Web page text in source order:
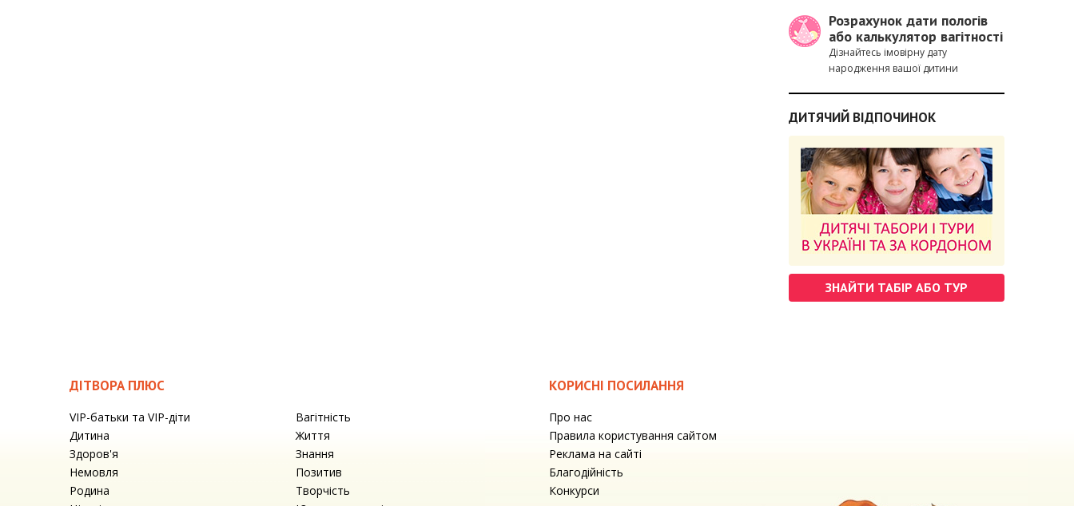
Розрахунок дати пологів
або калькулятор вагітності
Дізнайтесь імовірну дату
народження вашої дитини
ДИТЯЧИЙ ВІДПОЧИНОК
ЗНАЙТИ ТАБІР АБО ТУР
ДІТВОРА ПЛЮС
VIP-батьки та VIP-діти
Вагітність
Дитина
Життя
Здоров'я
Знання
Немовля
Позитив
Родина
Творчість
КОРИСНІ ПОСИЛАННЯ
Про нас
Правила користування сайтом
Реклама на сайті
Благодійність
Конкурси